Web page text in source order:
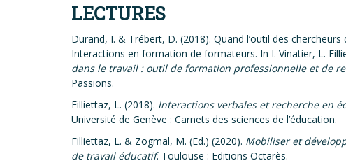
LECTURES
Durand, I. & Trébert, D. (2018). Quand l’outil des
Interactions en formation de formateurs. In I. Vinatier, L.
dans le travail : outil de formation professionnelle et de
Passions.
Filliettaz, L. (2018). Interactions verbales et recherche en
Université de Genève : Carnets des sciences de l’éducation.
Filliettaz, L. & Zogmal, M. (Ed.) (2020). Mobiliser et
de travail éducatif. Toulouse : Editions Octarès.